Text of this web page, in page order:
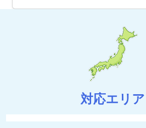
対応エリア